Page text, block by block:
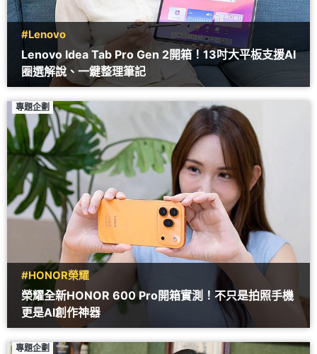
#Lenovo
Lenovo Idea Tab Pro Gen 2開箱！13吋大平板支援AI
圈選解說、一鍵整理筆記
專題企劃
#HONOR榮耀
榮耀全新HONOR 600 Pro開箱實測！不只是拍照手機
更是AI創作神器
專題企劃